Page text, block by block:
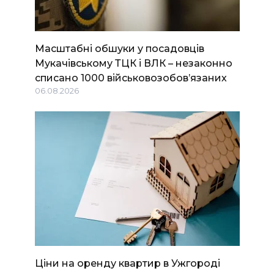
Масштабні обшуки у посадовців
Мукачівському ТЦК і ВЛК – незаконно
списано 1000 військовозобов’язаних
06.08.2026
Ціни на оренду квартир в Ужгороді